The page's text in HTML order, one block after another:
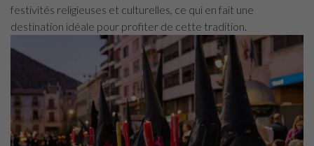
festivités religieuses et culturelles, ce qui en fait une
destination idéale pour profiter de cette tradition.